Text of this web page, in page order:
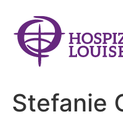
Stefanie